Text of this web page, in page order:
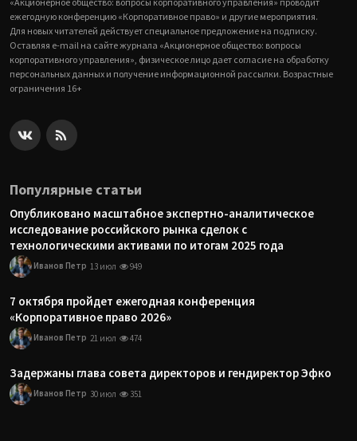
ежегодную конференцию «Корпоративное право» и другие мероприятия.
Для новых читателей действует специальное предложение на подписку.
Оставляя e-mail на сайте журнала «Акционерное общество: вопросы
корпоративного управления», физическое лицо дает согласие на обработку
персональных данных и получение информационной рассылки. Возрастные
ограничения 16+
Популярные статьи
Опубликовано масштабное экспертно-аналитическое
исследование российского рынка сделок с
технологическими активами по итогам 2025 года
Иванов Петр 13 июл 949
7 октября пройдет ежегодная конференция
«Корпоративное право 2026»
Иванов Петр 21 июл 474
Задержаны глава совета директоров и гендиректор Эфко
Иванов Петр 30 июл 351